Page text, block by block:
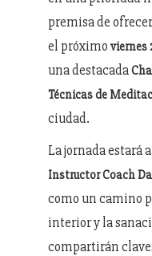
premisa de
el próximo viernes
una destacada
Técnicas de
ciudad.
La jornada estará
Instructor Coach
como un camino
interior y la
compartirán